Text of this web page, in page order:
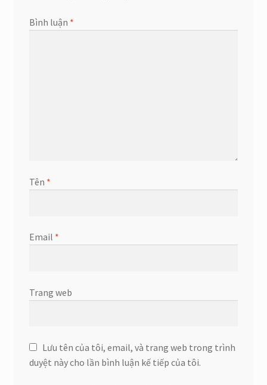
Bình luận *
Tên *
Email *
Trang web
Lưu tên của tôi, email, và trang web trong trình
duyệt này cho lần bình luận kế tiếp của tôi.